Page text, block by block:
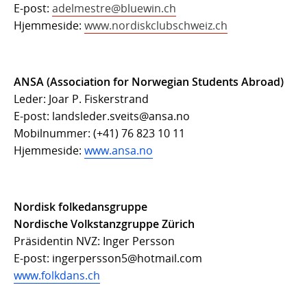
E-post: adelmestre@bluewin.ch
Hjemmeside: www.nordiskclubschweiz.ch
ANSA (Association for Norwegian Students Abroad)
Leder: Joar P. Fiskerstrand
E-post: landsleder.sveits@ansa.no
Mobilnummer: (+41) 76 823 10 11
Hjemmeside: www.ansa.no
Nordisk folkedansgruppe
Nordische Volkstanzgruppe Zürich
Präsidentin NVZ: Inger Persson
E-post: ingerpersson5@hotmail.com
www.folkdans.ch